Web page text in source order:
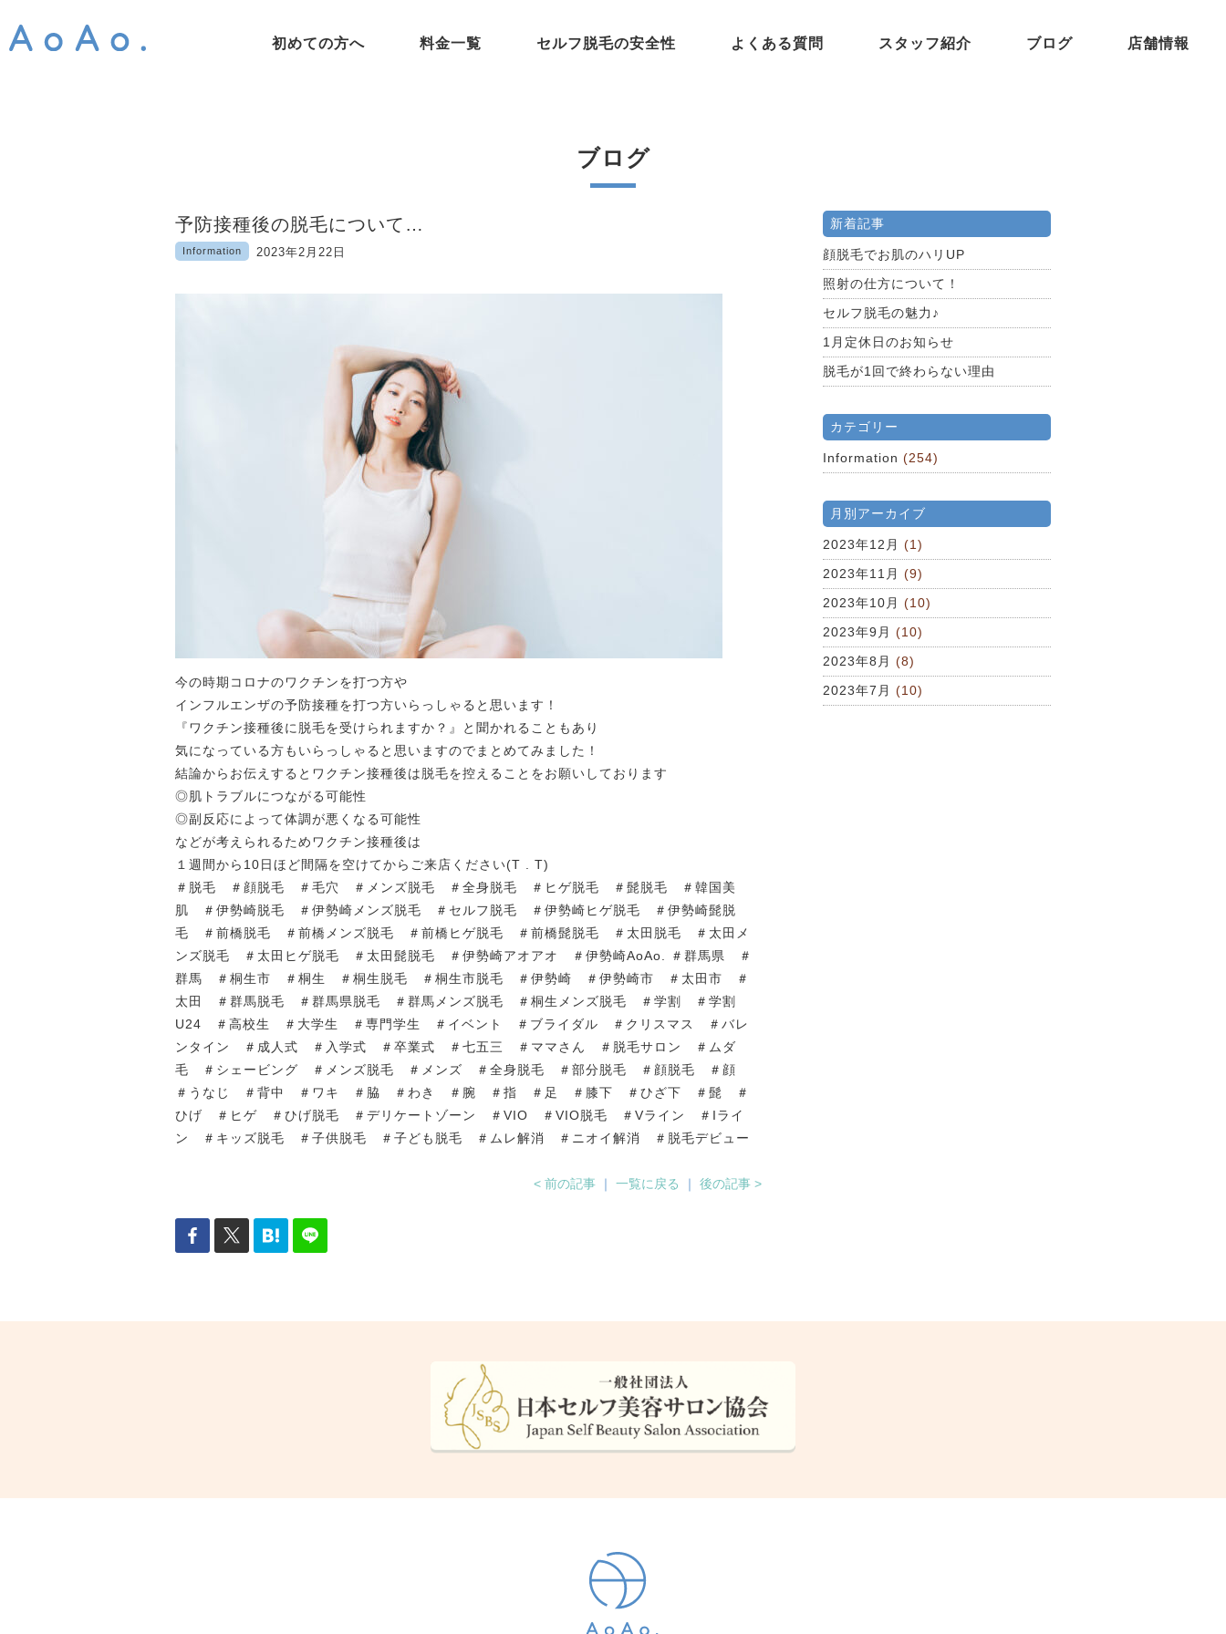
初めての方へ 料金一覧 セルフ脱毛の安全性 よくある質問 スタッフ紹介 ブログ 店舗情報
ブログ
予防接種後の脱毛について…
2023年2月22日
Information
今の時期コロナのワクチンを打つ方や
インフルエンザの予防接種を打つ方いらっしゃると思います！
『ワクチン接種後に脱毛を受けられますか？』と聞かれることもあり
気になっている方もいらっしゃると思いますのでまとめてみました！
結論からお伝えするとワクチン接種後は脱毛を控えることをお願いしております
◎肌トラブルにつながる可能性
◎副反応によって体調が悪くなる可能性
などが考えられるためワクチン接種後は
１週間から10日ほど間隔を空けてからご来店ください(T . T)
＃脱毛 ＃顔脱毛 ＃毛穴 ＃メンズ脱毛 ＃全身脱毛 ＃ヒゲ脱毛 ＃髭脱毛 ＃韓国美
肌 ＃伊勢崎脱毛 ＃伊勢崎メンズ脱毛 ＃セルフ脱毛 ＃伊勢崎ヒゲ脱毛 ＃伊勢崎髭脱
毛 ＃前橋脱毛 ＃前橋メンズ脱毛 ＃前橋ヒゲ脱毛 ＃前橋髭脱毛 ＃太田脱毛 ＃太田メ
ンズ脱毛 ＃太田ヒゲ脱毛 ＃太田髭脱毛 ＃伊勢崎アオアオ ＃伊勢崎AoAo. ＃群馬県 ＃
群馬 ＃桐生市 ＃桐生 ＃桐生脱毛 ＃桐生市脱毛 ＃伊勢崎 ＃伊勢崎市 ＃太田市 ＃
太田 ＃群馬脱毛 ＃群馬県脱毛 ＃群馬メンズ脱毛 ＃桐生メンズ脱毛 ＃学割 ＃学割
U24 ＃高校生 ＃大学生 ＃専門学生 ＃イベント ＃ブライダル ＃クリスマス ＃バレ
ンタイン ＃成人式 ＃入学式 ＃卒業式 ＃七五三 ＃ママさん ＃脱毛サロン ＃ムダ
毛 ＃シェービング ＃メンズ脱毛 ＃メンズ ＃全身脱毛 ＃部分脱毛 ＃顔脱毛 ＃顔
＃うなじ ＃背中 ＃ワキ ＃脇 ＃わき ＃腕 ＃指 ＃足 ＃膝下 ＃ひざ下 ＃髭 ＃
ひげ ＃ヒゲ ＃ひげ脱毛 ＃デリケートゾーン ＃VIO ＃VIO脱毛 ＃Vライン ＃Iライ
ン ＃キッズ脱毛 ＃子供脱毛 ＃子ども脱毛 ＃ムレ解消 ＃ニオイ解消 ＃脱毛デビュー
< 前の記事 ｜一覧に戻る ｜後の記事 >
新着記事
顔脱毛でお肌のハリUP
照射の仕方について！
セルフ脱毛の魅力♪
1月定休日のお知らせ
脱毛が1回で終わらない理由
カテゴリー
Information (254)
月別アーカイブ
2023年12月 (1)
2023年11月 (9)
2023年10月 (10)
2023年9月 (10)
2023年8月 (8)
2023年7月 (10)